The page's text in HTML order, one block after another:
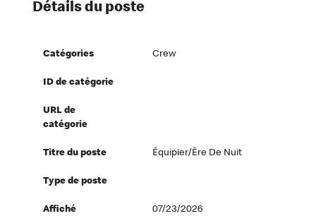
Détails du poste
Catégories Crew
ID de catégorie
URL de
catégorie
Titre du poste Équipier/ère De Nuit
Type de poste
Affiché 07/23/2026